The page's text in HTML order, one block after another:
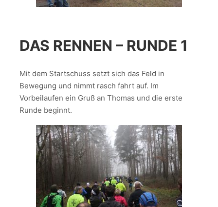
DAS RENNEN – RUNDE 1
Mit dem Startschuss setzt sich das Feld in
Bewegung und nimmt rasch fahrt auf. Im
Vorbeilaufen ein Gruß an Thomas und die erste
Runde beginnt.